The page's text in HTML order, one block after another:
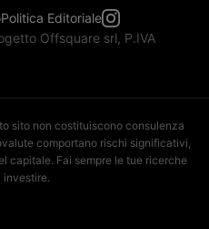
Politica Editoriale
Offsquare srl, P.IVA
sito non costituiscono consulenza
comportano rischi significativi,
capitale. Fai sempre le tue ricerche
investire.